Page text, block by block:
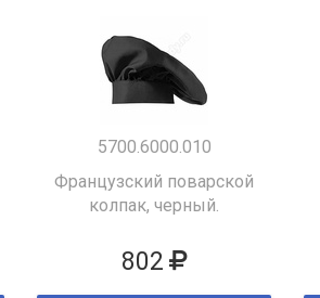
5700.6000.010
Французский поварской
колпак, черный.
802